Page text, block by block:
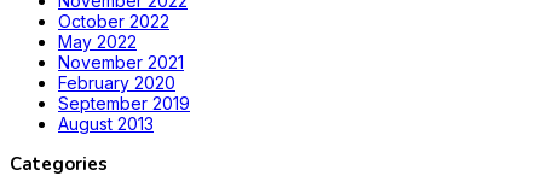
October 2022
May 2022
November 2021
February 2020
September 2019
August 2013
Categories